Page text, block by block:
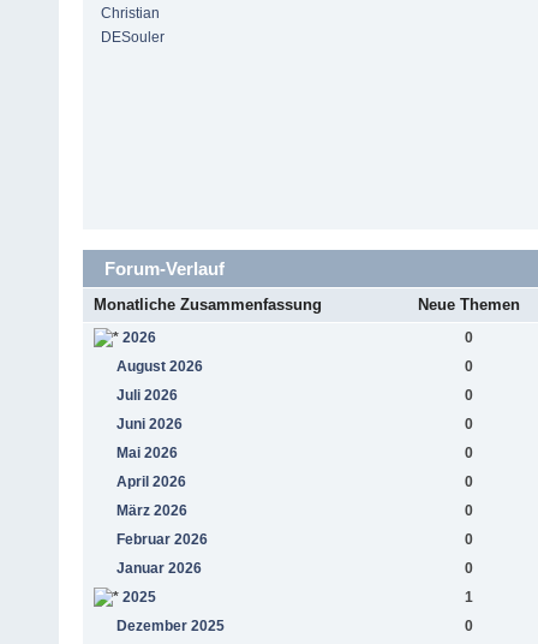
Christian
DESouler
Forum-Verlauf
Monatliche Zusammenfassung Neue Themen
2026
0
August 2026
0
Juli 2026
0
Juni 2026
0
Mai 2026
0
April 2026
0
März 2026
0
Februar 2026
0
Januar 2026
0
2025
1
Dezember 2025
0